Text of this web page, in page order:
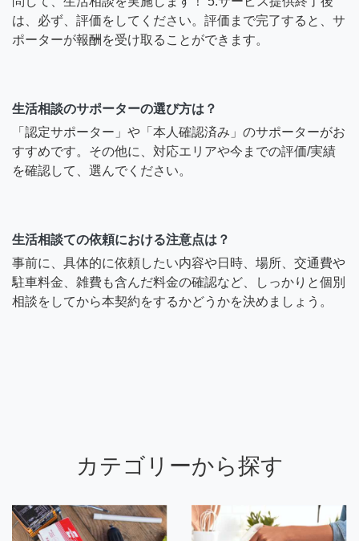
は、必ず、評価をしてください。評価まで完了すると、サ
ポーターが報酬を受け取ることができます。
生活相談のサポーターの選び方は？
「認定サポーター」や「本人確認済み」のサポーターがお
すすめです。その他に、対応エリアや今までの評価/実績
を確認して、選んでください。
生活相談ての依頼における注意点は？
事前に、具体的に依頼したい内容や日時、場所、交通費や
駐車料金、雑費も含んだ料金の確認など、しっかりと個別
相談をしてから本契約をするかどうかを決めましょう。
カテゴリーから探す